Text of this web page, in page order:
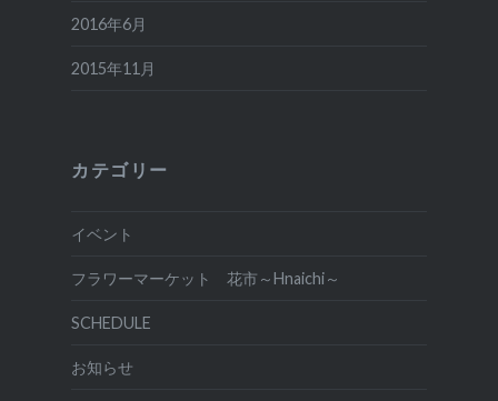
2016年6月
2015年11月
カテゴリー
イベント
フラワーマーケット 花市～Hnaichi～
SCHEDULE
お知らせ